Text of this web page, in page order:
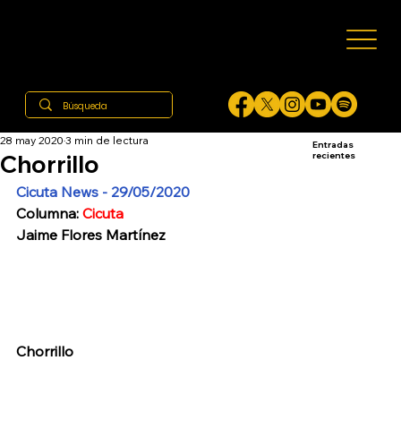
Chorrillo
28 may 2020 3 min de lectura
Cicuta News - 29/05/2020
Columna: Cicuta
Jaime Flores Martínez
Chorrillo
Entradas
recientes